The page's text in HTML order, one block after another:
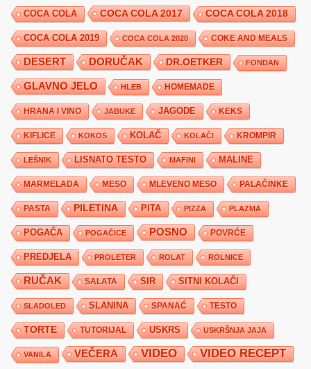
COCA COLA COCA COLA 2017 COCA COLA 2018
COCA COLA 2019 COCA COLA 2020 COKE AND MEALS
DESERT DORUČAK DR.OETKER FONDAN
GLAVNO JELO HLEB HOMEMADE
HRANA I VINO JABUKE JAGODE KEKS
KIFLICE KOKOS KOLAČ KOLAČI KROMPIR
LEŠNIK LISNATO TESTO MAFINI MALINE
MARMELADA MESO MLEVENO MESO PALAČINKE
PASTA PILETINA PITA PIZZA PLAZMA
POGAČA POGAČICE POSNO POVRĆE
PREDJELA PROLETER ROLAT ROLNICE
RUČAK SALATA SIR SITNI KOLAČI
SLADOLED SLANINA SPANAĆ TESTO
TORTE TUTORIJAL USKRS USKRŠNJA JAJA
VANILA VEČERA VIDEO VIDEO RECEPT